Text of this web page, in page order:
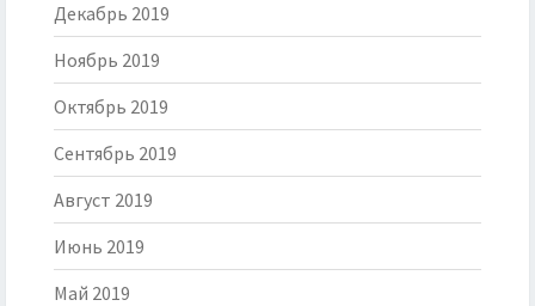
Декабрь 2019
Ноябрь 2019
Октябрь 2019
Сентябрь 2019
Август 2019
Июнь 2019
Май 2019